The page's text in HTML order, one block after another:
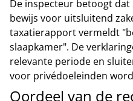
De inspecteur betoogt
bewijs voor uitsluitend
taxatierapport vermeldt
slaapkamer". De
relevante periode en
voor privédoeleinden
Oordeel van de